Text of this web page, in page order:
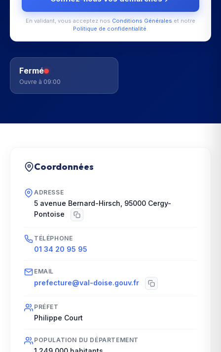
En validant, vous acceptez nos Conditions Générales et notre
Politique de confidentialité.
Fermé
Ouvre à 09:00
Coordonnées
ADRESSE
5 avenue Bernard-Hirsch 95000 Cergy-
Pontoise
TÉLÉPHONE
01 34 20 95 95
EMAIL
prefecture@val-doise.gouv.fr
PRÉFET
Philippe Court
POPULATION DU DÉPARTEMENT